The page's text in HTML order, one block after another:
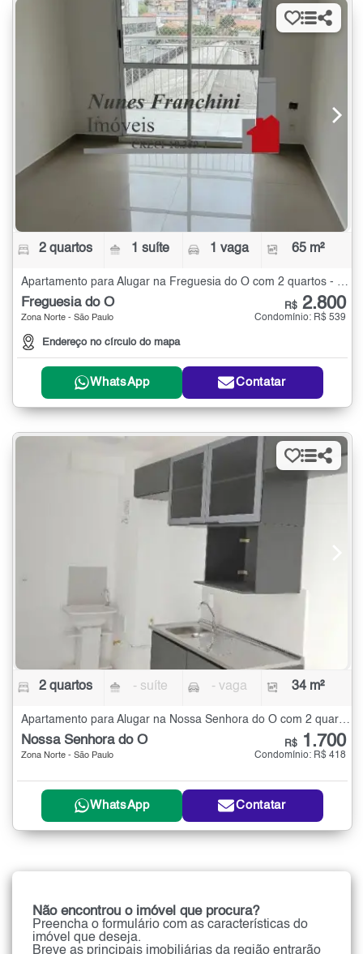
2 quartos 1 suíte 1 vaga 65 m²
Apartamento para Alugar na Freguesia do Ó com 2 quartos - 65 m²
Freguesia do Ó
Zona Norte - São Paulo
Endereço no círculo do mapa
R$ 2.800
Condomínio: R$ 539
WhatsApp Contatar
2 quartos - suíte - vaga 34 m²
Nossa Senhora do Ó
Zona Norte - São Paulo
R$ 1.700
Condomínio: R$ 418
WhatsApp Contatar
Não encontrou o imóvel que procura?
Preencha o formulário com as características do
imóvel que deseja.
Breve as principais imobiliárias da região entrarão